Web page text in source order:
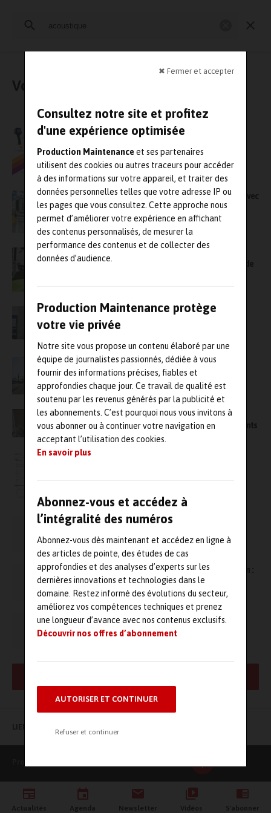
✖ Fermer et accepter
Consultez notre site et profitez
d'une expérience optimisée
Production Maintenanceet ses partenaires
utilisent des cookies ou autres traceurs pour accéder
à des informations sur votre appareil, et traiter des
données personnelles telles que votre adresse IP ou
les pages que vous consultez. Cette approche nous
permet d’améliorer votre expérience en affichant
des contenus personnalisés, de mesurer la
performance des contenus et de collecter des
données d’audience.
Production Maintenance protège
votre vie privée
Notre site vous propose un contenu élaboré par une
équipe de journalistes passionnés, dédiée à vous
fournir des informations précises, fiables et
approfondies chaque jour. Ce travail de qualité est
soutenu par les revenus générés par la publicité et
les abonnements. C’est pourquoi nous vous invitons à
vous abonner ou à continuer votre navigation en
acceptant l’utilisation des cookies.
En savoir plus
Abonnez-vous et accédez à
l’intégralité des numéros
Abonnez-vous dès maintenant et accédez en ligne à
des articles de pointe, des études de cas
approfondies et des analyses d’experts sur les
dernières innovations et technologies dans le
domaine. Restez informé des évolutions du secteur,
améliorez vos compétences techniques et prenez
une longueur d’avance avec nos contenus exclusifs.
Découvrir nos offres d’abonnement
AUTORISER ET CONTINUER
Refuser et continuer
Vous avez cherché : « acoustique »
Prévenir les risques en industrie grâce a
l’imagerie thermique et acoustique
Révolutionner les inspections industrielles avec
l’imageur acoustique CRYSOUND
Comment Air Liquide a réduit ses déchets et
amélioré l’efficacité de ses tuyauteries à l’aide
Les fabricants réduisent leurs factures
d’énergie, pourtant en forte hausse, grâce à
Le 2e Rail Innovation Challenge récompense
une technologie acoustique de détection de
défauts
SDT LUBExpert, un assistant de graissage
acoustique pour aider à lubrifier les roulements
Journée française de Vibro-Acoustique
Formations dB Vib en acoustique et vibration :
septembre et octobre 2007
DbVib lance un nouveau système de
Surveillance Acoustique et Vibratoire pour
Actualités Agenda Newsletter Vidéos S'abonner
LIENS UTILES